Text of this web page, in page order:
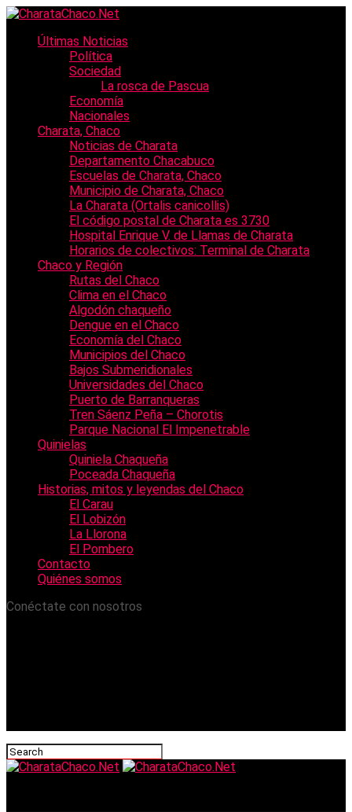
Últimas Noticias
Política
Sociedad
La rosca de Pascua
Economía
Nacionales
Charata, Chaco
Noticias de Charata
Departamento Chacabuco
Escuelas de Charata, Chaco
Municipio de Charata, Chaco
La Charata (Ortalis canicollis)
El código postal de Charata es 3730
Hospital Enrique V. de Llamas de Charata
Horarios de colectivos: Terminal de Charata
Chaco y Región
Rutas del Chaco
Clima en el Chaco
Algodón chaqueño
Dengue en el Chaco
Economía del Chaco
Municipios del Chaco
Bajos Submeridionales
Universidades del Chaco
Puerto de Barranqueras
Tren Sáenz Peña – Chorotis
Parque Nacional El Impenetrable
Quinielas
Quiniela Chaqueña
Poceada Chaqueña
Historias, mitos y leyendas del Chaco
El Carau
El Lobizón
La Llorona
El Pombero
Contacto
Quiénes somos
Conéctate con nosotros